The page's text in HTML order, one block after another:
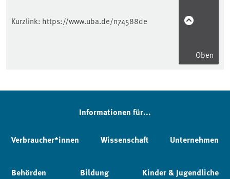
Kurzlink: https://www.uba.de/n74588de
Oben
Informationen für...
Verbraucher*innen Wissenschaft Unternehmen
Behörden Bildung Kinder & Jugendliche